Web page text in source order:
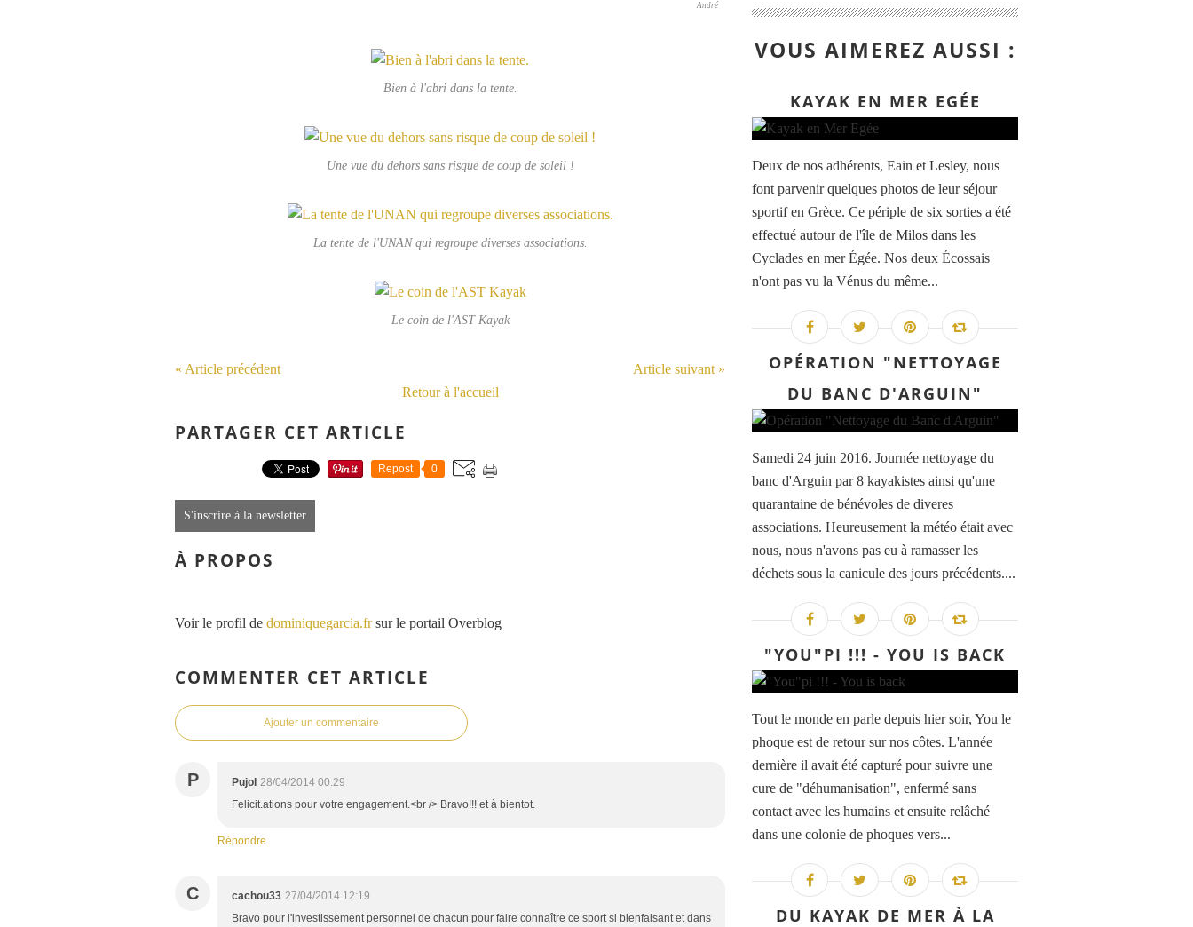
André
Bien à l'abri dans la tente.
Une vue du dehors sans risque de coup de soleil !
La tente de l'UNAN qui regroupe diverses associations.
Le coin de l'AST Kayak
« Article précédent
Article suivant »
Retour à l'accueil
PARTAGER CET ARTICLE
Repost 0
S'inscrire à la newsletter
À PROPOS
Voir le profil de dominiquegarcia.frsur le portail Overblog
COMMENTER CET ARTICLE
Ajouter un commentaire
P Pujol 28/04/2014 00:29
Felicit.ations pour votre engagement.<br /> Bravo!!! et à bientot.
Répondre
C cachou33 27/04/2014 12:19
Bravo pour l'investissement personnel de chacun pour faire connaître ce sport si bienfaisant et dans
VOUS AIMEREZ AUSSI :
KAYAK EN MER EGÉE
Deux de nos adhérents, Eain et Lesley, nous
font parvenir quelques photos de leur séjour
sportif en Grèce. Ce périple de six sorties a été
effectué autour de l'île de Milos dans les
Cyclades en mer Égée. Nos deux Écossais
n'ont pas vu la Vénus du même...
OPÉRATION "NETTOYAGE
DU BANC D'ARGUIN"
Samedi 24 juin 2016. Journée nettoyage du
banc d'Arguin par 8 kayakistes ainsi qu'une
quarantaine de bénévoles de diveres
associations. Heureusement la météo était avec
nous, nous n'avons pas eu à ramasser les
déchets sous la canicule des jours précédents....
"YOU"PI !!! - YOU IS BACK
Tout le monde en parle depuis hier soir, You le
phoque est de retour sur nos côtes. L'année
dernière il avait été capturé pour suivre une
cure de "déhumanisation", enfermé sans
contact avec les humains et ensuite relâché
dans une colonie de phoques vers...
DU KAYAK DE MER À LA